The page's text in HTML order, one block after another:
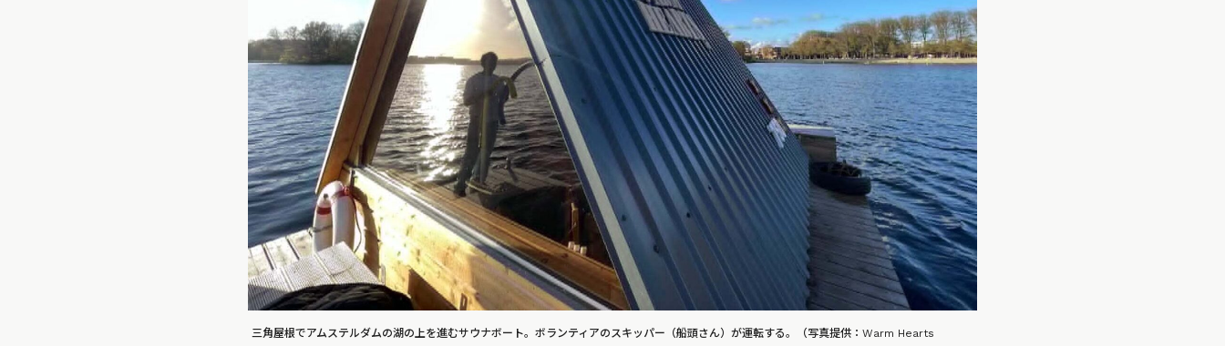
三角屋根でアムステルダムの湖の上を進むサウナボート。ボランティアのスキッパー（船頭さん）が運転する。（写真提供：Warm Hearts